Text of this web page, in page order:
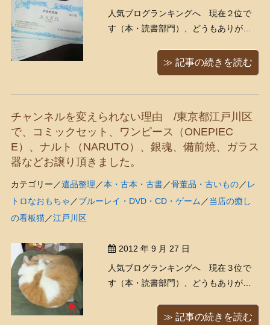
人気ブログランキングへ 現在２位で
す（本・読書部門）、どうもありがと
にやらチケットが届きました、ほほ～
う どうやら出資配当に当たるぶん
≫ 記事の続きを読む
チャンネルを変えられない理由 /東京都江戸川区
で、コミックセット、ワンピース（ONEPIEC
E）、ナルト（NARUTO）、銀魂、備前焼、ガラス
器などお譲り頂きました。
カテゴリー／遺品整理／本・古本・古書／骨董品・古いもの／ レ
トロなおもちゃ／ブルーレイ・DVD・CD・ゲーム／当店の癒し
の看板猫／江戸川区
2012 年 9 月 27 日
人気ブログランキングへ 現在３位で
す（本・読書部門）、どうもありがと
（´；ω；｀）」 「どうした！？∑(゜
≫ 記事の続きを読む